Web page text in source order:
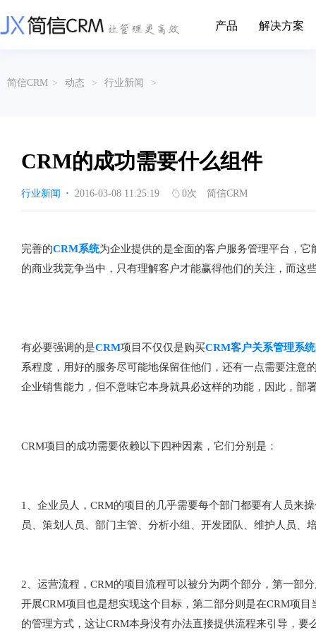
产品
营销云
从营销获客到商机转化的全流程管理
渠道云
融合分公司、经销商、总部伙伴管理
涵盖多种售前/后服务元素功能和接入
解决方案
挖现有客户价值以及开发更多新...
的现代化管理
传媒企业自身由于数字化传媒的发
展，对其内部控制建设和完善也是...
进装修行业往
互联网等相关信息技术的发展是支撑
互联网金融模式发展的基石，给...
通过数字化方
享受个性化的
帮助文档
以CRM产品为基础的功能点
关于简信
简信CRM > 动态 > 行业新闻 >
CRM的成功需要什么组件
行业新闻 · 2016-03-08 11:25:19 0次 简信CRM
完善的CRM系统为企业提供的是全面的客户服务管理平台，
的商业我竞争当中，只有理解客户才能赢得他们的关注，而这
有必要强调的是CRM项目不仅仅是购买CRM客户关系管理系统
系程度，用好的服务尽可能地保留住他们，还有一点需要注意
企业销售能力，但不意味它本身就具必这样的功能，因此，部
CRM项目的成功需要依赖以下四种因素，它们分别是：
1、企业员人，CRM的项目的几乎需要每个部门都要有人员来
员、策划人员、部门主管、分析小组、开发团队、维护人员、
2、运营流程，CRM的项目流程可以被分为两个部分，第一部
开展CRM项目也是想实现这个目标，第二部分则是在CRM项
的管理方式，这让CRM本身没有办法直接提供流程来引导，